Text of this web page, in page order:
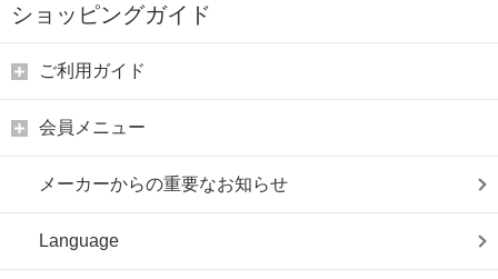
ショッピングガイド
ご利用ガイド
会員メニュー
メーカーからの重要なお知らせ
Language